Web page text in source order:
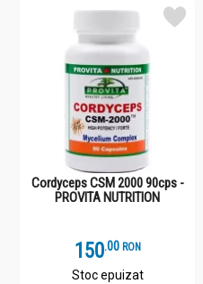
Cordyceps CSM 2000 90cps -
PROVITA NUTRITION
150.0 RON
Stoc epuizat